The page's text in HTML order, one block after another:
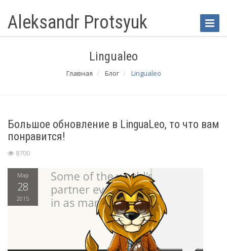
Toggle
Aleksandr Protsyuk
Lingualeo
Главная Блог Lingualeo
Большое обновление в LinguaLeo, то что вам
понравится!
8700
Мар
28
2015